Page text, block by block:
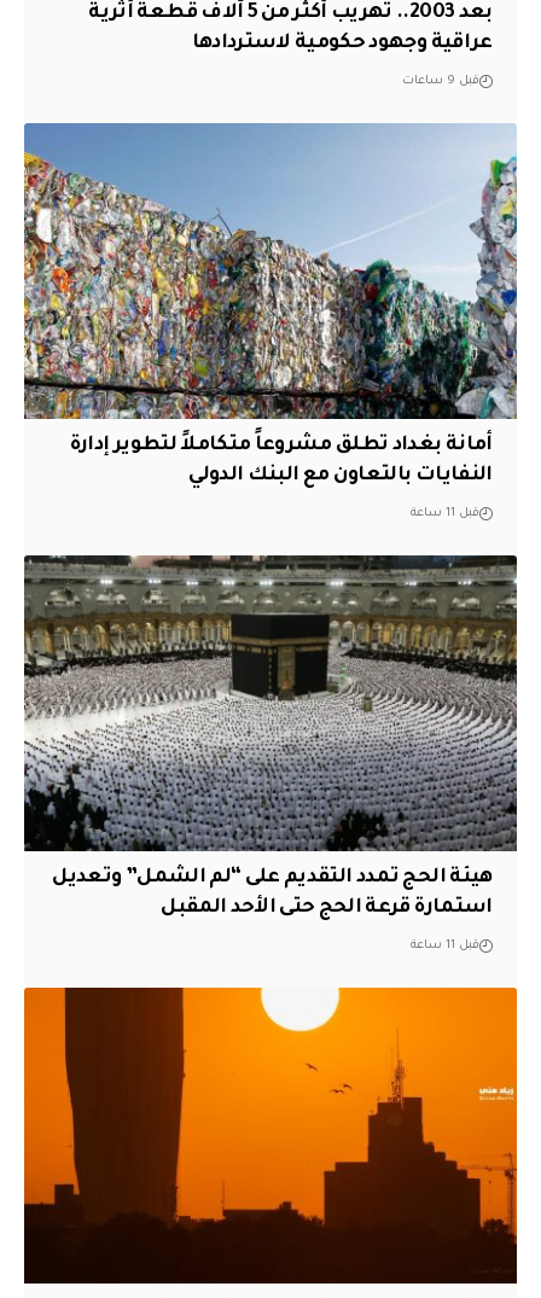
بعد 2003.. تهريب أكثر من 5 آلاف قطعة أثرية
عراقية وجهود حكومية لاستردادها
قبل 9 ساعات
أمانة بغداد تطلق مشروعاً متكاملاً لتطوير إدارة
النفايات بالتعاون مع البنك الدولي
قبل 11 ساعة
هيئة الحج تمدد التقديم على “لم الشمل” وتعديل
استمارة قرعة الحج حتى الأحد المقبل
قبل 11 ساعة